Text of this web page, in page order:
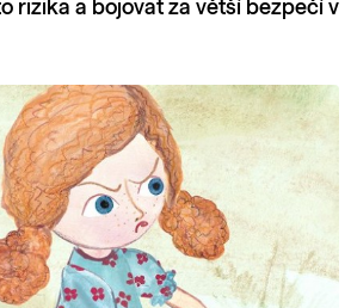
rizika a bojovat za větší bezpečí v